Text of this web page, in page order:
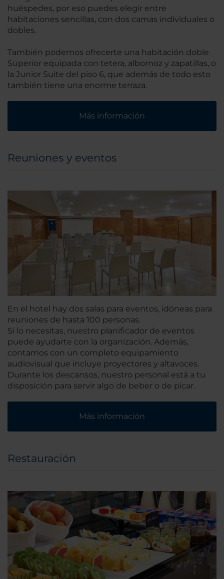
huéspedes, por eso puedes elegir entre
habitaciones sencillas, con dos camas individuales o
dobles.
También podemos ofrecerte una habitación doble
Superior equipada con tetera, albornoz y zapatillas, o
la Junior Suite del piso 6, que además de todo esto
también tiene una enorme terraza.
Más información
Reuniones y eventos
En el hotel hay dos salas para eventos, idóneas para
reuniones de hasta 100 personas.
Si lo necesitas, nuestro planificador de eventos
puede ayudarte con la organización. Además,
contamos con un completo equipamiento
audiovisual que incluye proyectores y altavoces.
Durante los descansos, nuestro personal está a tu
disposición para servir algo de beber o de picar.
Más información
Restauración